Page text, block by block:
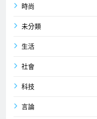
時尚
未分類
生活
社會
科技
言論